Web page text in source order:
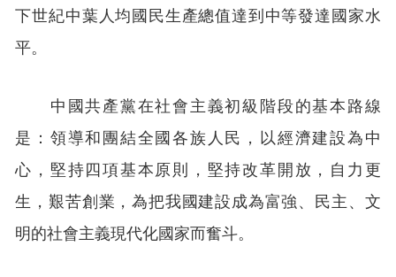
下世紀中葉人均國民生產總值達到中等發達國家水
平。
中國共產黨在社會主義初級階段的基本路線
是：領導和團結全國各族人民，以經濟建設為中
心，堅持四項基本原則，堅持改革開放，自力更
生，艱苦創業，為把我國建設成為富強、民主、文
明的社會主義現代化國家而奮斗。